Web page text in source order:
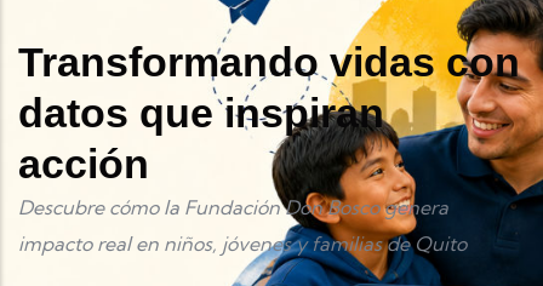
Transformando vidas con
datos que inspiran
acción
Descubre cómo la Fundación Don Bosco genera
impacto real en niños, jóvenes y familias de Quito